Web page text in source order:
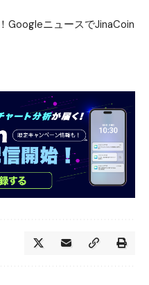
GoogleニュースでJinaCoin